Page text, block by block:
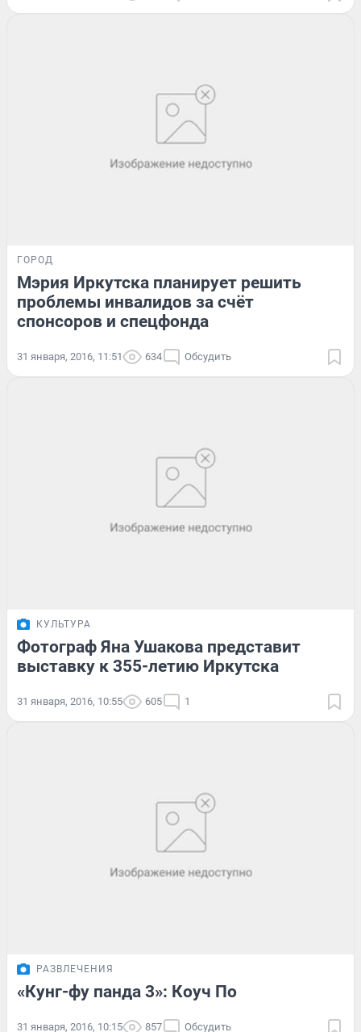
ГОРОД
Мэрия Иркутска планирует решить
проблемы инвалидов за счёт
спонсоров и спецфонда
31 января, 2016, 11:51 634 Обсудить
КУЛЬТУРА
Фотограф Яна Ушакова представит
выставку к 355-летию Иркутска
31 января, 2016, 10:55 605 1
РАЗВЛЕЧЕНИЯ
«Кунг-фу панда 3»: Коуч По
31 января, 2016, 10:15 857 Обсудить